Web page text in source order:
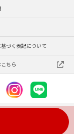
づく表記について
ちら